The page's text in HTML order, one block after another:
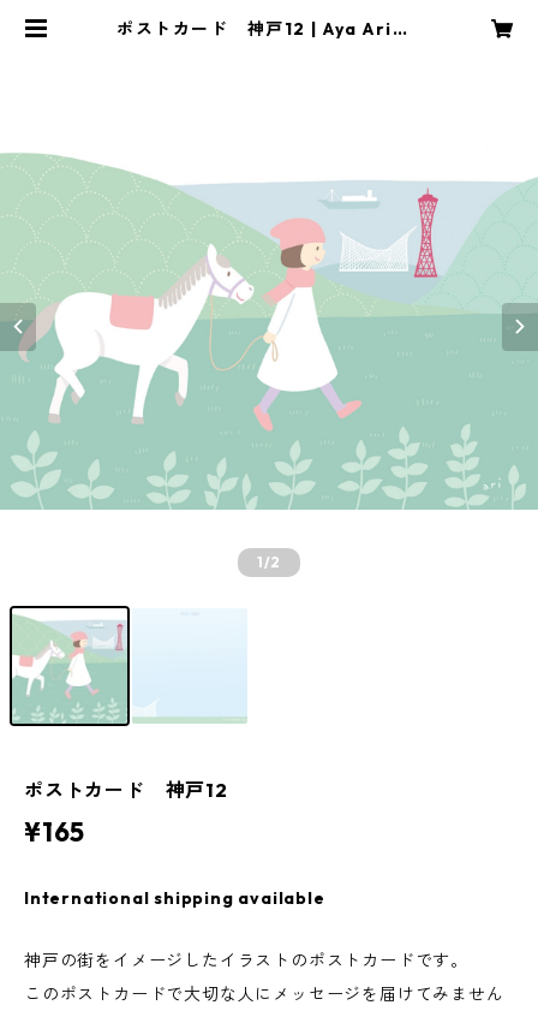
ポストカード 神戸12 | Aya Arimu
1/2
ポストカード 神戸12
¥165
International shipping available
神戸の街をイメージしたイラストのポストカードです。
このポストカードで大切な人にメッセージを届けてみません